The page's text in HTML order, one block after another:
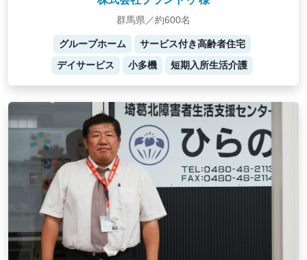
群馬県／約600名
グループホーム
サービス付き高齢者住宅
デイサービス
小多機 短期入所生活介護